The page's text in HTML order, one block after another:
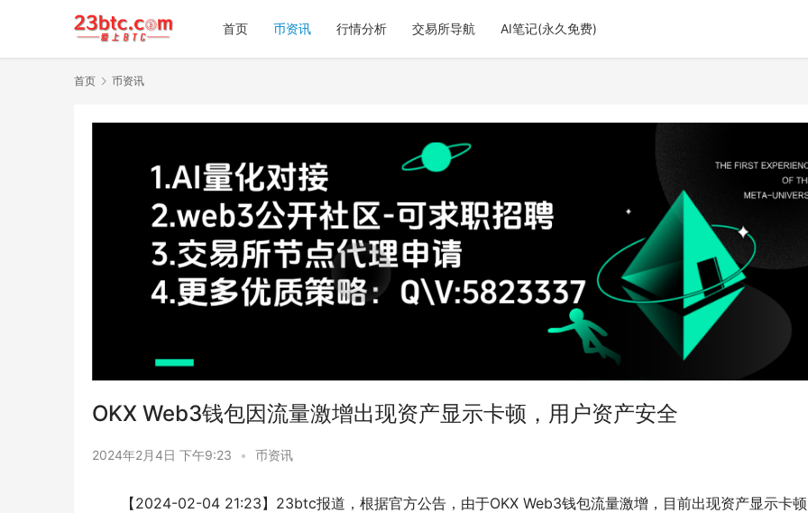
首页 币资讯 行情分析 交易所导航 AI笔记(永久免费)
首页 币资讯
OKX Web3钱包因流量激增出现资产显示卡顿，用户资产安全
2024年2月4日 下午9:23 • 币资讯
【2024-02-04 21:23】23btc报道，根据官方公告，由于OKX Web3钱包流量激增，目前出现资产显示卡